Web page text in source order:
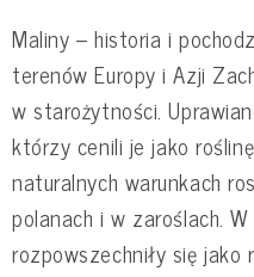
Maliny – historia i
terenów Europy i Azji
w starożytności.
którzy cenili je jako
naturalnych warunkach
polanach i w zaroślach.
rozpowszechniły się